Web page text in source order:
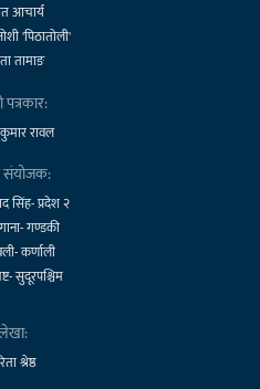
आचार्य
'पिठातोली'
तामाङ
पत्रकार:
रावल
संयोजक:
सिंह- प्रदेश २
गण्डकी
कर्णाली
सुदूरपश्चिम
श्रेष्ठ